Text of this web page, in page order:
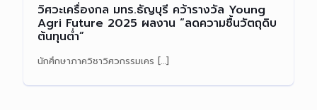
วิศวะเครื่องกล มทร.ธัญบุรี คว้ารางวัล Young
Agri Future 2025 ผลงาน “ลดความชื้นวัตถุดิบ
ต้นทุนต่ำ”
นักศึกษาภาควิชาวิศวกรรมเคร […]